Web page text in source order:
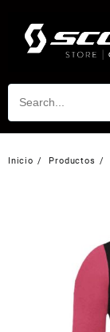
contenido
Inicio Productos